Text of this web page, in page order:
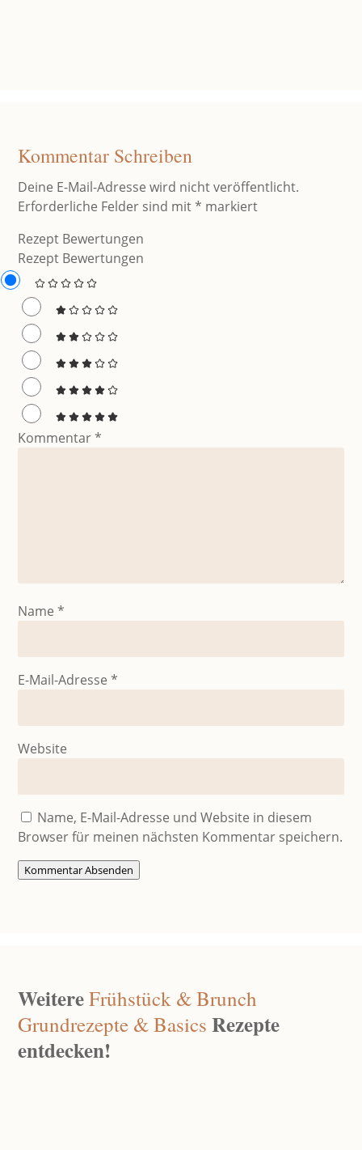
Kommentar Schreiben
Deine E-Mail-Adresse wird nicht veröffentlicht.
Erforderliche Felder sind mit* markiert
Rezept Bewertungen
Rezept Bewertungen
Kommentar*
Name*
E-Mail-Adresse*
Website
Name, E-Mail-Adresse und Website in diesem
Browser für meinen nächsten Kommentar speichern.
Kommentar Absenden
WeitereFrühstück & Brunch
Grundrezepte & Basics Rezepte
entdecken!